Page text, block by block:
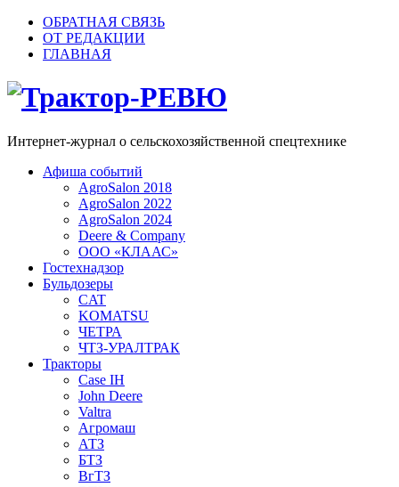
ОБРАТНАЯ СВЯЗЬ
ОТ РЕДАКЦИИ
ГЛАВНАЯ
Трактор-РЕВЮ
Интернет-журнал о сельскохозяйственной спецтехнике
Афиша событий
AgroSalon 2018
AgroSalon 2022
AgroSalon 2024
Deere & Company
ООО «КЛААС»
Гостехнадзор
Бульдозеры
CAT
KOMATSU
ЧЕТРА
ЧТЗ-УРАЛТРАК
Тракторы
Case IH
John Deere
Valtra
Агромаш
АТЗ
БТЗ
ВгТЗ